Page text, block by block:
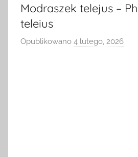
Modraszek telejus –
teleius
Opublikowano 4 lutego, 2026